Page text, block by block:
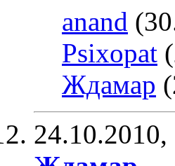
anand
Psixopat
Ждамар
24.10.2010,